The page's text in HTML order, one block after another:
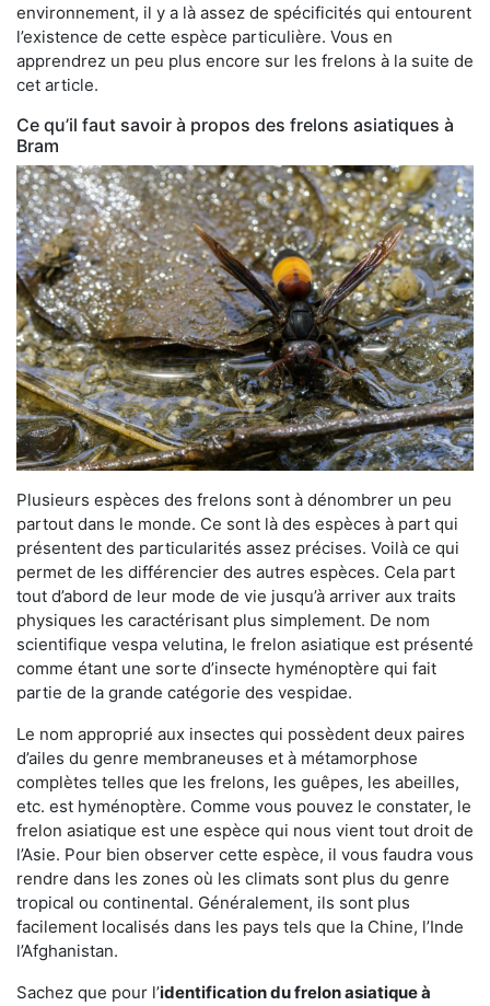
environnement, il y a là assez de spécificités qui entourent
l’existence de cette espèce particulière. Vous en
apprendrez un peu plus encore sur les frelons à la suite de
cet article.
Ce qu’il faut savoir à propos des frelons asiatiques à
Bram
Plusieurs espèces des frelons sont à dénombrer un peu
partout dans le monde. Ce sont là des espèces à part qui
présentent des particularités assez précises. Voilà ce qui
permet de les différencier des autres espèces. Cela part
tout d’abord de leur mode de vie jusqu’à arriver aux traits
physiques les caractérisant plus simplement. De nom
scientifique vespa velutina, le frelon asiatique est présenté
comme étant une sorte d’insecte hyménoptère qui fait
partie de la grande catégorie des vespidae.
Le nom approprié aux insectes qui possèdent deux paires
d’ailes du genre membraneuses et à métamorphose
complètes telles que les frelons, les guêpes, les abeilles,
etc. est hyménoptère. Comme vous pouvez le constater, le
frelon asiatique est une espèce qui nous vient tout droit de
l’Asie. Pour bien observer cette espèce, il vous faudra vous
rendre dans les zones où les climats sont plus du genre
tropical ou continental. Généralement, ils sont plus
facilement localisés dans les pays tels que la Chine, l’Inde
l’Afghanistan.
Sachez que pour l’identification du frelon asiatiqueà